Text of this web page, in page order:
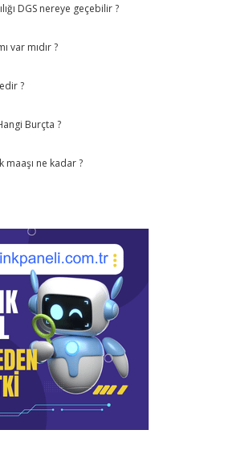
DGS nereye geçebilir ?
var mıdır ?
?
Burçta ?
ne kadar ?